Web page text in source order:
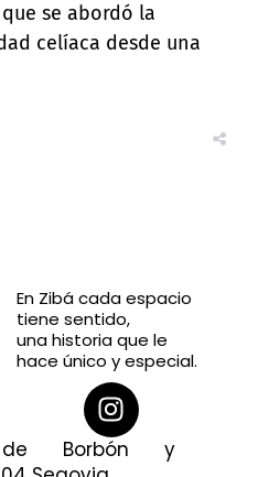
se abordó la
celíaca desde una
En Zibá cada espacio
tiene sentido,
una historia que le
hace único y especial.
Borbón y